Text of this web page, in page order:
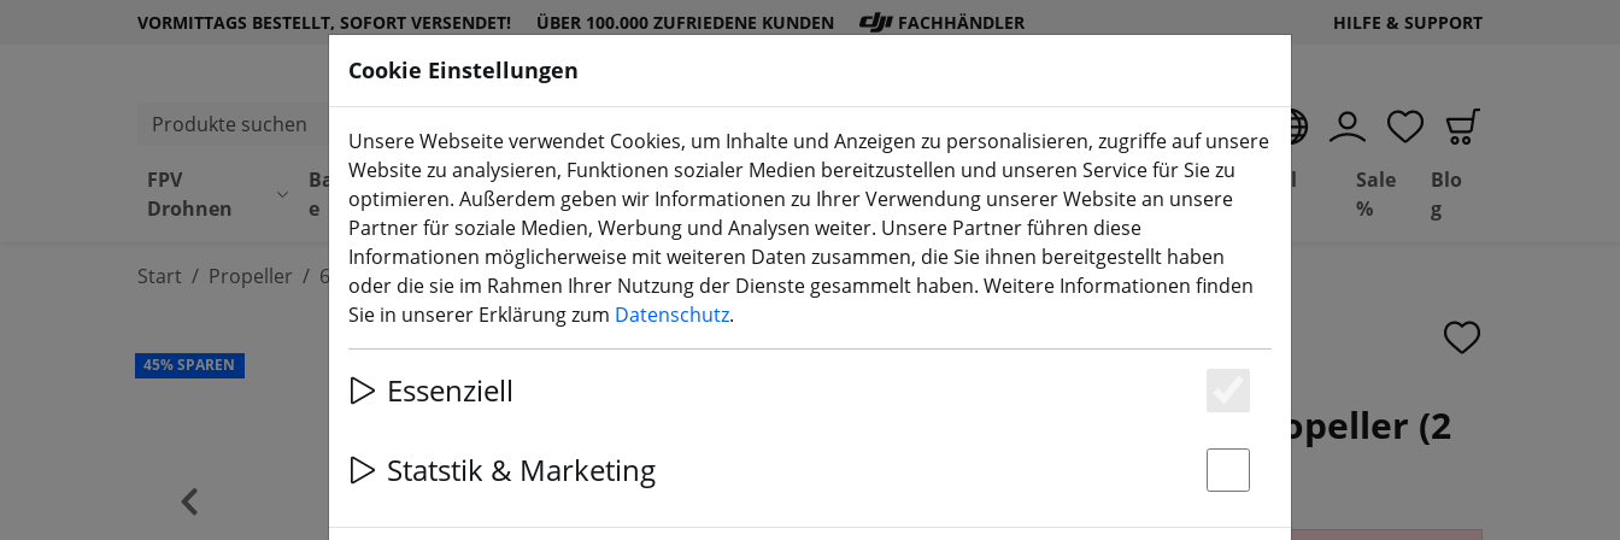
VORMITTAGS BESTELLT, SOFORT VERSENDET! ÜBER 100.000 ZUFRIEDENE KUNDEN FACHHÄNDLER HILFE & SUPPORT
Produkte suchen
FPV
Drohnen
Bauteil
e
Equipmen
t
DJI
Shop
Akku
s
Propelle
r
Zubehö
r
3D
Druck(aktuelle Seite)
Deal
Depot
Basil
Sale
%
Blo
g
Start Propeller 6 Zoll Propeller
T-Motor CF 6*2 Carbon Propeller (2
‹
45% SPAREN
Cookie Einstellungen
Unsere Webseite verwendet Cookies, um Inhalte und Anzeigen zu personalisieren, zugriffe auf unsere
Website zu analysieren, Funktionen sozialer Medien bereitzustellen und unseren Service für Sie zu
optimieren. Außerdem geben wir Informationen zu Ihrer Verwendung unserer Website an unsere
Partner für soziale Medien, Werbung und Analysen weiter. Unsere Partner führen diese
Informationen möglicherweise mit weiteren Daten zusammen, die Sie ihnen bereitgestellt haben
oder die sie im Rahmen Ihrer Nutzung der Dienste gesammelt haben. Weitere Informationen finden
Sie in unserer Erklärung zum Datenschutz.
Essenziell
Essenziell
Statstik & Marketing